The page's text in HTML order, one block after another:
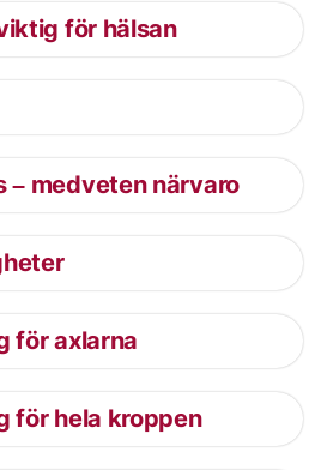
för hälsan
– medveten närvaro
för axlarna
för hela kroppen